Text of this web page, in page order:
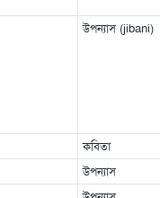
উপন্যাস (jibani)
কবিতা
উপন্যাস